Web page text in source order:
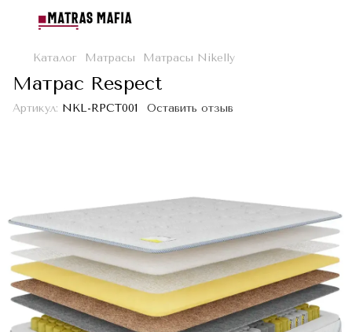
Каталог Матрасы Матрасы Nikelly
Матрас Respect
Артикул: NKL-RPCT001 Оставить отзыв